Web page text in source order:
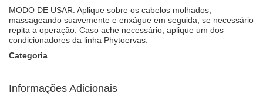
MODO DE USAR: Aplique sobre os cabelos molhados,
massageando suavemente e enxágue em seguida, se necessário
repita a operação. Caso ache necessário, aplique um dos
condicionadores da linha Phytoervas.
Categoria
Informações Adicionais